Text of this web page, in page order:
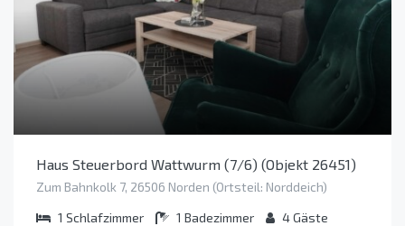
Haus Steuerbord Wattwurm (7/6) (Objekt 26451)
Zum Bahnkolk 7, 26506 Norden (Ortsteil: Norddeich)
1 Schlafzimmer 1 Badezimmer 4Gäste